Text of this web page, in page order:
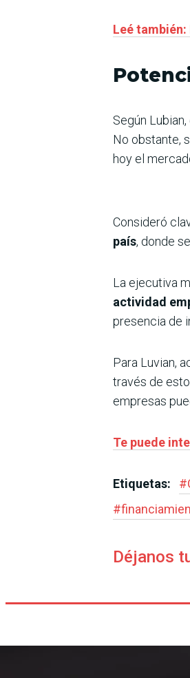
Leé
Según
No obstante,
hoy el
Consideró
país, donde
La ejecutiva
actividad
presencia de
Para Luvian,
través de
empresas
Te puede
Etiquetas: #
#
Déjanos